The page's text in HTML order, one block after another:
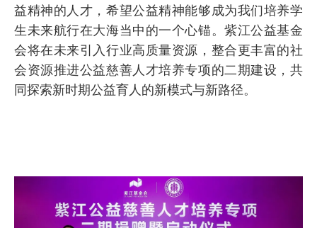
益精神的人才，希望公益精神能够成为我们培养学
生未来航行在大海当中的一个心锚。紫江公益基金
会将在未来引入行业高质量资源，整合更丰富的社
会资源推进公益慈善人才培养专项的二期建设，共
同探索新时期公益育人的新模式与新路径。